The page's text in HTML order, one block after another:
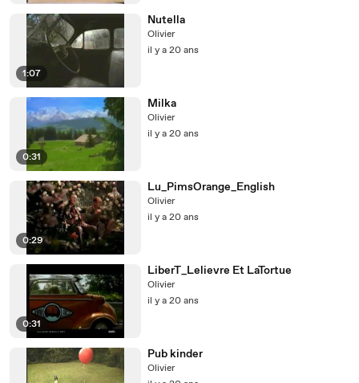
1:07
Nutella
Olivier
il y a 20 ans
0:31
Milka
Olivier
il y a 20 ans
0:29
Lu_PimsOrange_English
Olivier
il y a 20 ans
0:31
LiberT_Lelievre Et LaTortue
Olivier
il y a 20 ans
Pub kinder
Olivier